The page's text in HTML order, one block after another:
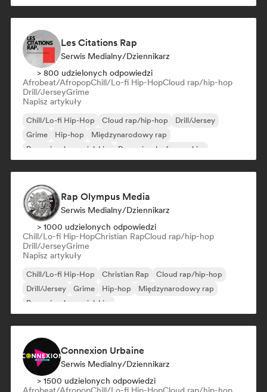
Les Citations Rap
Serwis Medialny/Dziennikarz
> 800 udzielonych odpowiedzi
Afrobeat/AfropopChill/Lo-fi Hip-HopCloud rap/hip-hop
Drill/JerseyGrime
Napisz artykuły
Chill/Lo-fi Hip-Hop Cloud rap/hip-hop
Drill/Jersey
Grime
Hip-hop
Międzynarodowy rap
Rap w języku angielskim
Rap w języku francuskim
Rap Olympus Media
Serwis Medialny/Dziennikarz
> 1000 udzielonych odpowiedzi
Chill/Lo-fi Hip-HopChristian RapCloud rap/hip-hop
Drill/JerseyGrime
Napisz artykuły
Chill/Lo-fi Hip-Hop Christian Rap
Cloud rap/hip-hop
Drill/Jersey
Grime Hip-hop
Międzynarodowy rap
Rap w języku angielskim
Connexion Urbaine
Serwis Medialny/Dziennikarz
> 1500 udzielonych odpowiedzi